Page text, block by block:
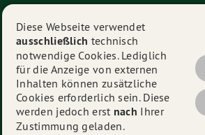
Impressum
Datenschutz
© 2026Dr. Rebecca Lea Freudl - Alle
Diese Webseite verwendet
ausschließlich technisch
notwendige Cookies. Lediglich
für die Anzeige von externen
Inhalten können zusätzliche
Cookies erforderlich sein. Diese
werden jedoch erst nach Ihrer
Zustimmung geladen.